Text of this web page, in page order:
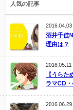
人気の記事
2016.04.03
酒井千佳
理由は？
2016.05.11
【うら
ラマCD・
2016.06.29